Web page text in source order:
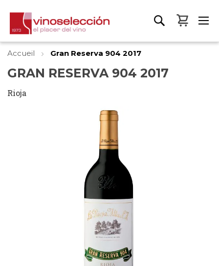
Mon
Accueil Gran Reserva 904 2017
GRAN RESERVA 904 2017
Rioja